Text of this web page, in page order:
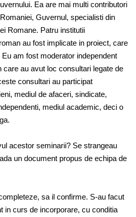
Ea are mai multi contributori
Guvernul, specialisti din
Romane. Patru institutii
au fost implicate in proiect, care
am fost moderator independent
care au avut loc consultari legate de
consultari au participat
mediul de afaceri, sindicate,
mediul academic, deci o
acestor seminarii? Se strangeau
un document propus de echipa de
sa il confirme. S-au facut
in curs de incorporare, cu conditia